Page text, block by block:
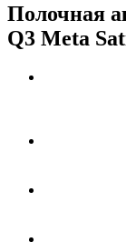
Полочная
Q3 Meta